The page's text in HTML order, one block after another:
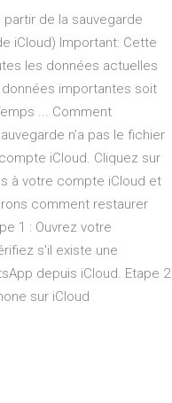
partir de la sauvegarde
iCloud) Important: Cette
les données actuelles
importantes soit
... Comment
n’a pas le fichier
iCloud. Cliquez sur
à votre compte iCloud et
comment restaurer
1 : Ouvrez votre
s'il existe une
depuis iCloud. Etape 2
sur iCloud